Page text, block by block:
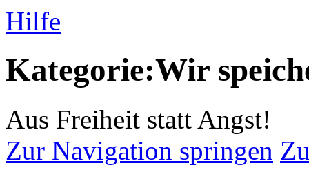
Hilfe
Kategorie:Wir
Aus Freiheit statt Angst!
Zur Navigation springen